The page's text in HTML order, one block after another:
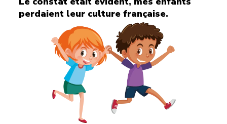
perdaient leur culture française.